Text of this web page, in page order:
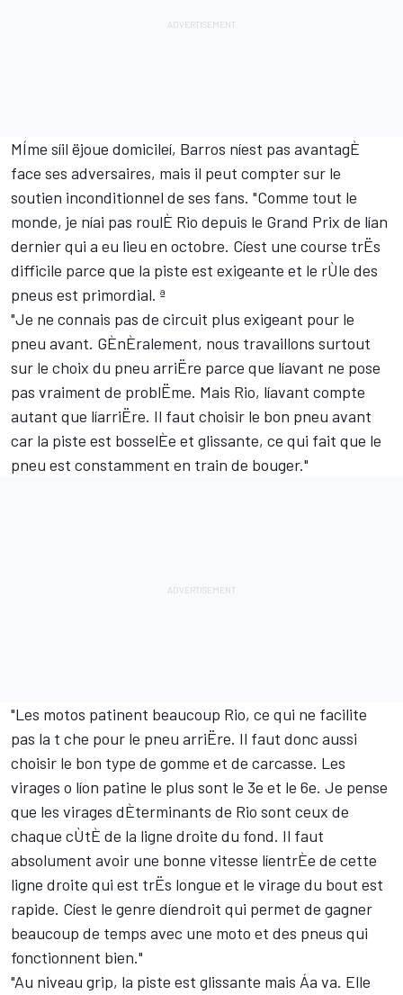
MÍme síil ëjoue domicileí, Barros níest pas avantagÈ
face ses adversaires, mais il peut compter sur le
soutien inconditionnel de ses fans. "Comme tout le
monde, je níai pas roulÈ Rio depuis le Grand Prix de lían
dernier qui a eu lieu en octobre. Cíest une course trËs
difficile parce que la piste est exigeante et le rÙle des
pneus est primordial. ª
"Je ne connais pas de circuit plus exigeant pour le
pneu avant. GÈnÈralement, nous travaillons surtout
sur le choix du pneu arriËre parce que líavant ne pose
pas vraiment de problËme. Mais Rio, líavant compte
autant que líarriËre. Il faut choisir le bon pneu avant
car la piste est bosselÈe et glissante, ce qui fait que le
pneu est constamment en train de bouger."
"Les motos patinent beaucoup Rio, ce qui ne facilite
pas la t che pour le pneu arriËre. Il faut donc aussi
choisir le bon type de gomme et de carcasse. Les
virages o líon patine le plus sont le 3e et le 6e. Je pense
que les virages dÈterminants de Rio sont ceux de
chaque cÙtÈ de la ligne droite du fond. Il faut
absolument avoir une bonne vitesse líentrÈe de cette
ligne droite qui est trËs longue et le virage du bout est
rapide. Cíest le genre díendroit qui permet de gagner
beaucoup de temps avec une moto et des pneus qui
fonctionnent bien."
"Au niveau grip, la piste est glissante mais Áa va. Elle